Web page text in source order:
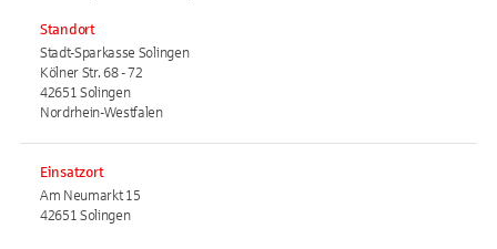
Standort
Stadt-Sparkasse Solingen
Kölner Str. 68 - 72
42651 Solingen
Nordrhein-Westfalen
Einsatzort
Am Neumarkt 15
42651 Solingen